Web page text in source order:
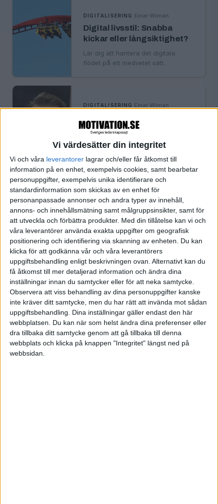
Vi värdesätter din integritet
Vi och våra leverantorer lagrar och/eller får åtkomst till
information på en enhet, exempelvis cookies, samt bearbetar
personuppgifter, exempelvis unika identifierare och
standardinformation som skickas av en enhet för
personanpassade annonser och andra typer av innehåll,
annons- och innehållsmätning samt målgruppsinsikter, samt för
att utveckla och förbättra produkter. Med din tillåtelse kan vi och
våra leverantörer använda exakta uppgifter om geografisk
positionering och identifiering via skanning av enheten. Du kan
klicka för att godkänna vår och våra leverantörers
uppgiftsbehandling enligt beskrivningen ovan. Alternativt kan du
få åtkomst till mer detaljerad information och ändra dina
inställningar innan du samtycker eller för att neka samtycke.
Observera att viss behandling av dina personuppgifter kanske
inte kräver ditt samtycke, men du har rätt att invända mot sådan
uppgiftsbehandling. Dina inställningar gäller endast den här
webbplatsen. Du kan när som helst ändra dina preferenser eller
dra tillbaka ditt samtycke genom att gå tillbaka till denna
webbplats och klicka på knappen "Integritet" längst ned på
webbsidan.
DIGITALISERING Einar Wiman
Digital livsstil: Snabba
kickar eller långsiktighet?
Lär dig att hantera det digitala
flödet på ett medvetet sätt.
DIGITALISERING Einar Wiman
ledarskapsträningen
”demokratiserar” ledarutvecklingen
– med hjälp av AI och digitalisering.
DIGITALISERING ·Einar Wiman
Vilka trender dominerar
2022?
Ledarskapet spelar en viktig roll i ett
alltmer komplext arbetsliv.
DIGITALISERING·Einar Wiman
Säkra produktiviteten i ett
digitalt arbetsliv
Digitalt ledarskap, del 2: